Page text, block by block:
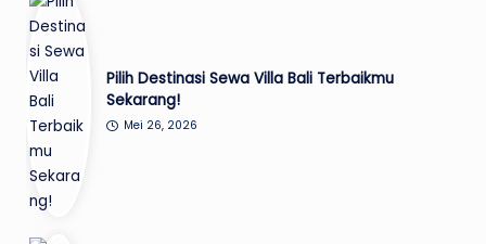
Pilih Destinasi Sewa Villa Bali Terbaikmu
Sekarang!
Mei 26, 2026